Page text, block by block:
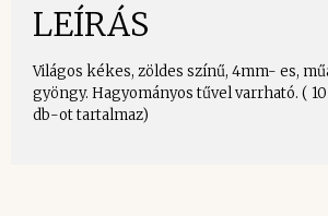
LEÍRÁS
Világos kékes, zöldes színű, 4mm- es,
gyöngy. Hagyományos tűvel varrható. (
db-ot tartalmaz)